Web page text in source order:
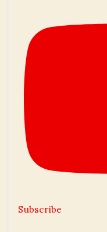
Subscribe